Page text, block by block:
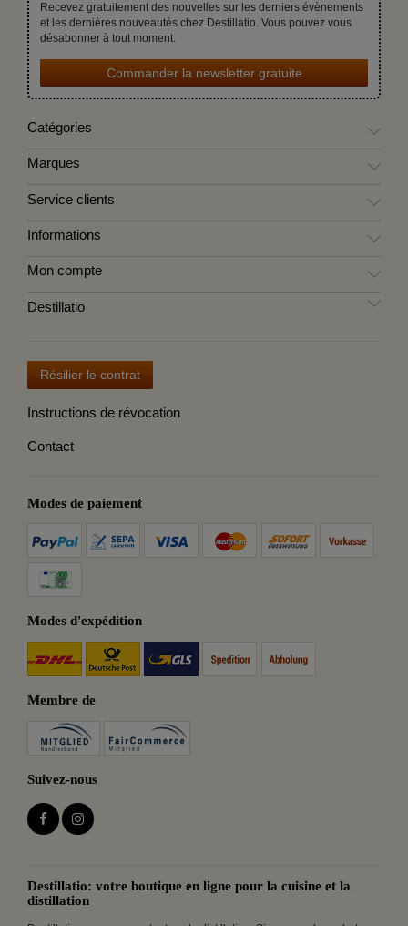
Recevez gratuitement des nouvelles sur les derniers évènements
et les dernières nouveautés chez Destillatio. Vous pouvez vous
désabonner à tout moment.
Commander la newsletter gratuite
Catégories
Marques
Service clients
Informations
Mon compte
Destillatio
Résilier le contrat
Instructions de révocation
Contact
Modes de paiement
Modes d'expédition
Membre de
Suivez-nous
Destillatio: votre boutique en ligne pour la cuisine et la
distillation